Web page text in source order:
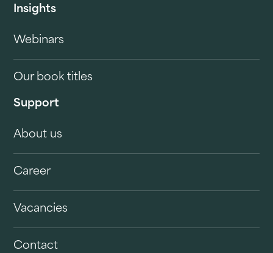
Insights
Webinars
Our book titles
Support
About us
Career
Vacancies
Contact